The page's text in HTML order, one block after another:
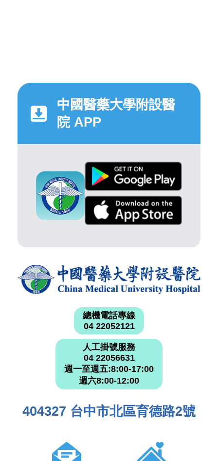
中國醫藥大學附設醫
院 APP
總機電話專線
04 22052121
人工掛號服務
04 22056631
週一至週五:8:00-17:00
週六8:00-12:00
404327 台中市北區育德路2號